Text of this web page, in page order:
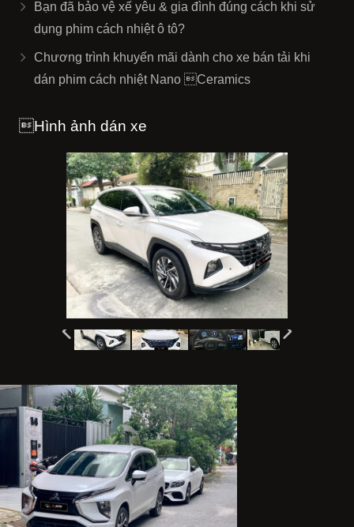
Bạn đã bảo vệ xế yêu & gia đình đúng cách khi sử
dụng phim cách nhiệt ô tô?
Chương trình khuyến mãi dành cho xe bán tải khi
dán phim cách nhiệt Nano Ceramics
Hình ảnh dán xe